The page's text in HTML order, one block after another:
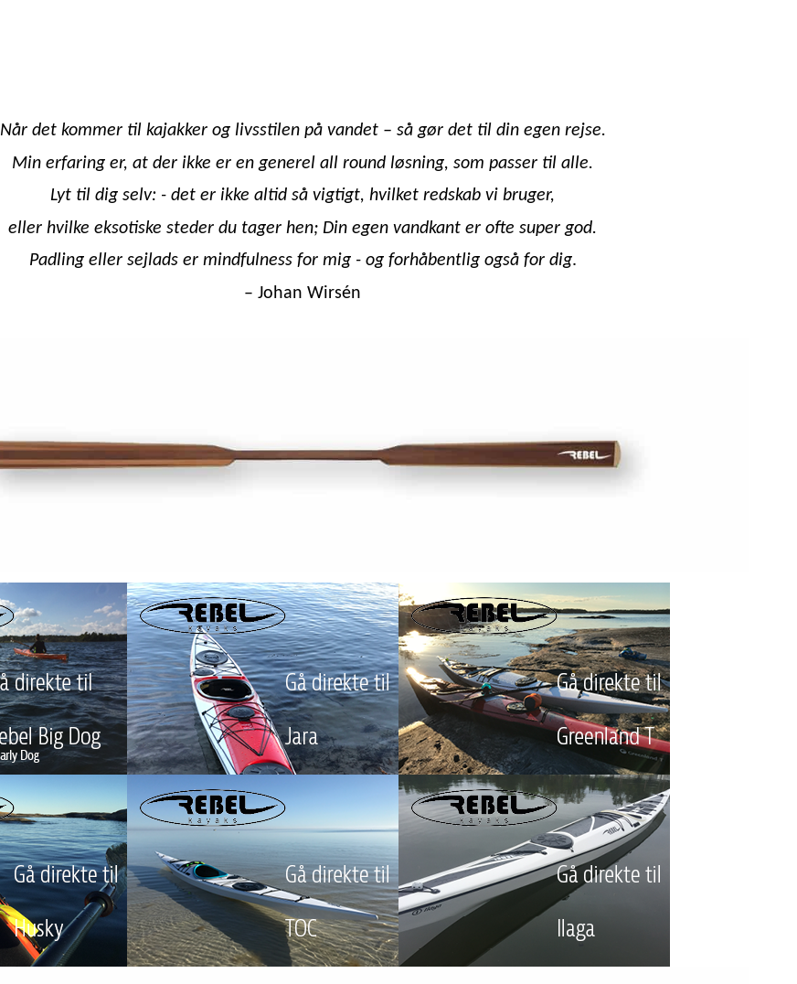
Når det kommer til kajakker og livsstilen på vandet – så gør det til din egen rejse.
Min erfaring er, at der ikke er en generel all round løsning, som passer til alle.
Lyt til dig selv: - det er ikke altid så vigtigt, hvilket redskab vi bruger,
eller hvilke eksotiske steder du tager hen; Din egen vandkant er ofte super god.
Padling eller sejlads er mindfulness for mig - og forhåbentlig også for dig.
– Johan Wirsén